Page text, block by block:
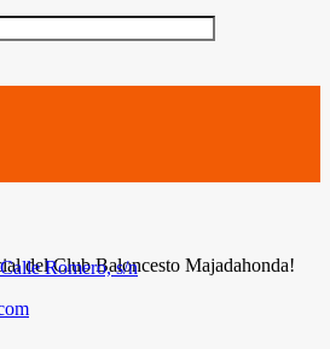
del Club Baloncesto Majadahonda!
Romero, s/n